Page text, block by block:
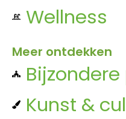
Wellness
Meer ontdekken
Kunst &